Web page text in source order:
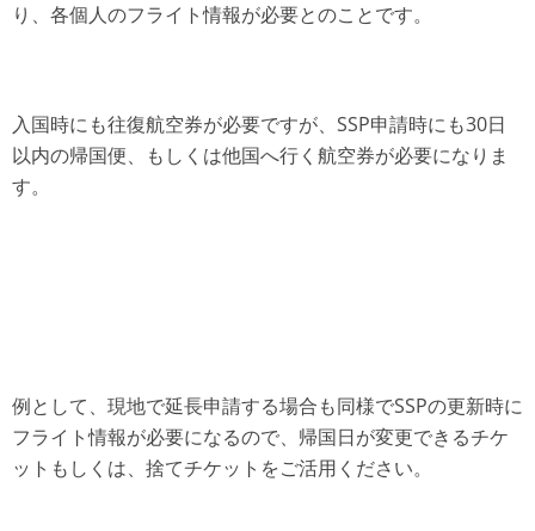
り、各個人のフライト情報が必要とのことです。
入国時にも往復航空券が必要ですが、SSP申請時にも30日
以内の帰国便、もしくは他国へ行く航空券が必要になりま
す。
例として、現地で延長申請する場合も同様でSSPの更新時に
フライト情報が必要になるので、帰国日が変更できるチケ
ットもしくは、捨てチケットをご活用ください。